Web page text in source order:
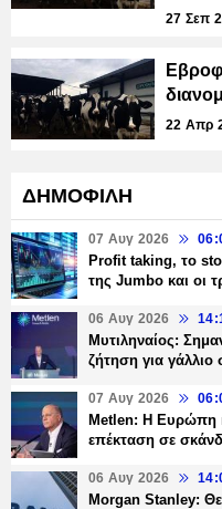
27 Σεπ
22 Απρ
ΔΗΜΟΦΙΛΗ
07 Αυγ 2026
Profit taking, το
της Jumbo και οι
06 Αυγ 2026
Μυτιληναίος:
ζήτηση για
07 Αυγ 2026
Metlen: Η Ευρώπη
επέκταση σε
06 Αυγ 2026
Morgan Stanley: